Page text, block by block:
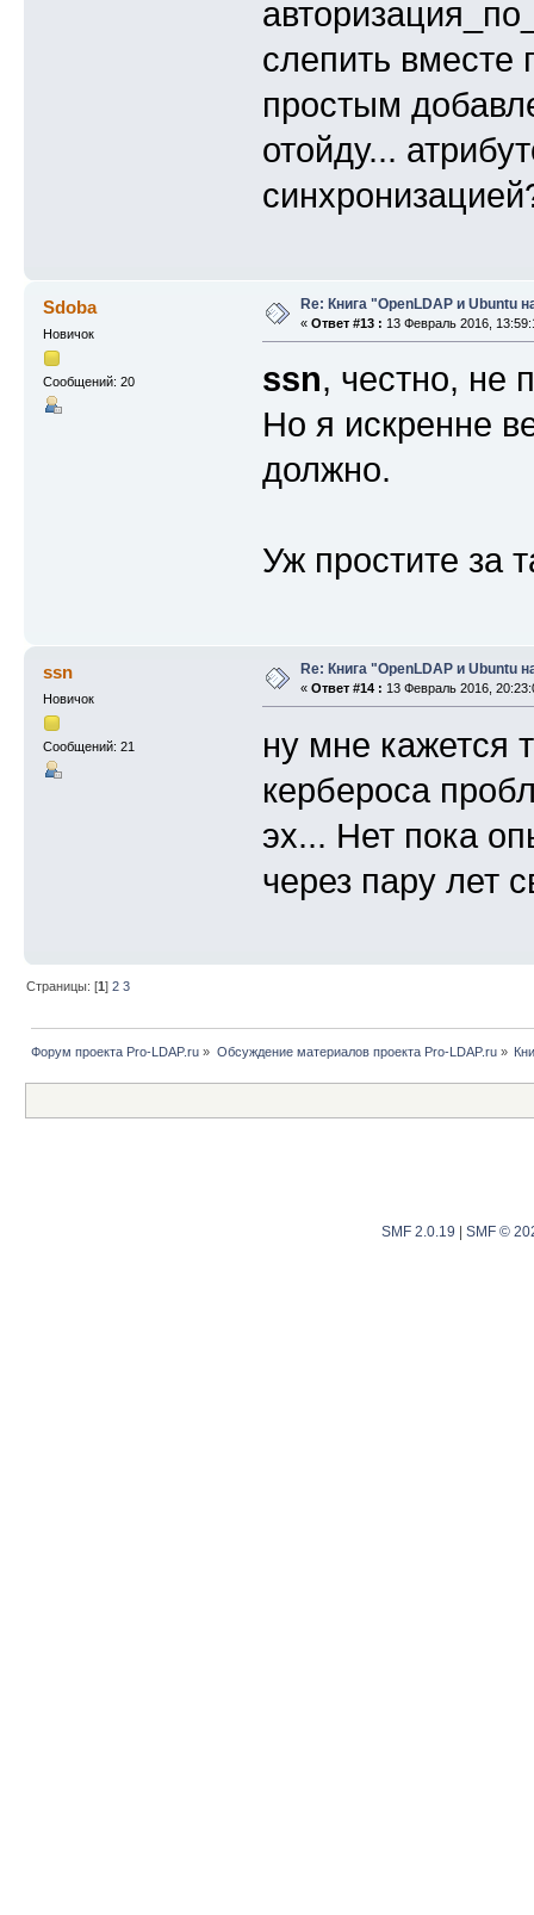
слепить вместе
простым
отойду...
Sdoba
Новичок
Сообщений: 20
Re: Книга "OpenLDAP и Ubuntu
« Ответ #13 : 13 Февраль 2016,
ssn, честно, не
Но я искренне
должно.
Уж простите за
ssn
Новичок
Сообщений: 21
Re: Книга "OpenLDAP и Ubuntu
« Ответ #14 : 13 Февраль 2016,
ну мне кажется
кербероса
эх... Нет пока
через пару лет
Страницы: [1]2 3
Форум проекта Pro-LDAP.ru » Обсуждение материалов проекта Pro-LDAP.ru»
SMF 2.0.19 | SMF ©